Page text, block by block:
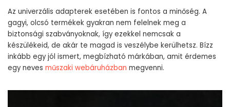
Az univerzális adapterek esetében is fontos a minőség. A
gagyi, olcsó termékek gyakran nem felelnek meg a
biztonsági szabványoknak, így ezekkel nemcsak a
készülékeid, de akár te magad is veszélybe kerülhetsz. Bízz
inkább egy jól ismert, megbízható márkában, amit érdemes
egy neves műszaki webáruházban megvenni.